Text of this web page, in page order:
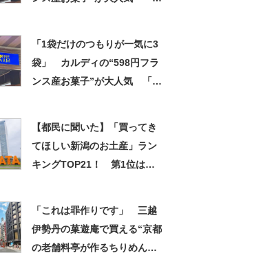
「1袋だけのつもりが一気に3
袋」 カルディの“598円フラ
ンス産お菓子”が大人気 「デ
【都民に聞いた】「買ってき
てほしい新潟のお土産」ラン
キングTOP21！ 第1位は
「これは罪作りです」 三越
伊勢丹の菓遊庵で買える“京都
の老舗料亭が作るちりめんナ